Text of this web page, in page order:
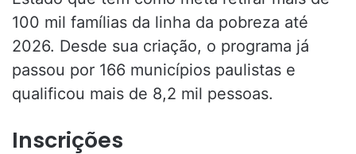
100 mil famílias da linha da pobreza até
2026. Desde sua criação, o programa já
passou por 166 municípios paulistas e
qualificou mais de 8,2 mil pessoas.
Inscrições